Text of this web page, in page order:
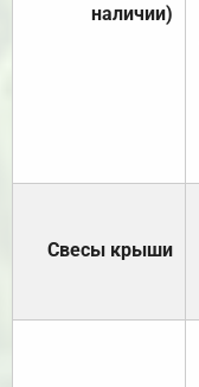
наличии)
Свесы крыши